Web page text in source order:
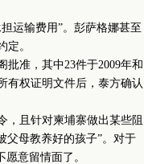
运输费用”。彭萨格娜甚至
。
准，其中23件于2009年和
有权证明文件后，泰方确认
且针对柬埔寨做出某些阻
父母教养好的孩子”。对于
意留情面了。